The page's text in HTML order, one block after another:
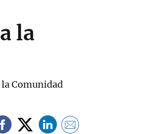
la
Comunidad